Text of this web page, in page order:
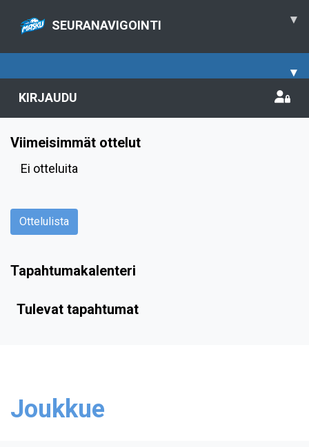
SEURANAVIGOINTI ▾
▾
KIRJAUDU
Viimeisimmät ottelut
Ei otteluita
Ottelulista
Tapahtumakalenteri
Tulevat tapahtumat
Joukkue